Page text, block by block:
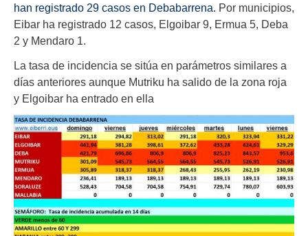
han registrado 29 casos en Debabarrena. Por municipios,
Eibar ha registrado 12 casos, Elgoibar 9, Ermua 5, Deba
2 y Mendaro 1.
La tasa de incidencia se sitúa en parámetros similares a
días anteriores aunque Mutriku ha salido de la zona roja
y Elgoibar ha entrado en ella